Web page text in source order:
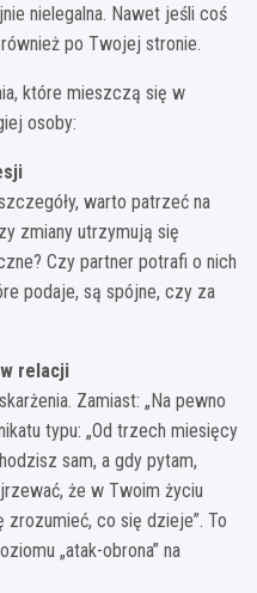
nielegalna. Nawet jeśli coś
po Twojej stronie.
które mieszczą się w
osoby:
warto patrzeć na
zmiany utrzymują się
Czy partner potrafi o nich
podaje, są spójne, czy za
relacji
Zamiast: „Na pewno
typu: „Od trzech miesięcy
sam, a gdy pytam,
że w Twoim życiu
zrozumieć, co się dzieje”. To
„atak-obrona” na